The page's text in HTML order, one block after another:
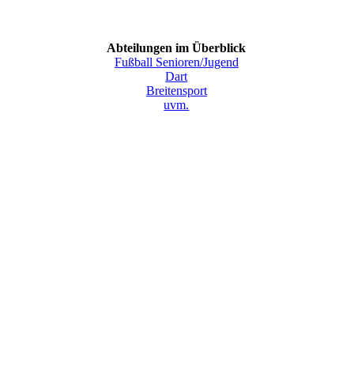
Abteilungen im Überblick
Fußball Senioren/Jugend
Dart
Breitensport
uvm.